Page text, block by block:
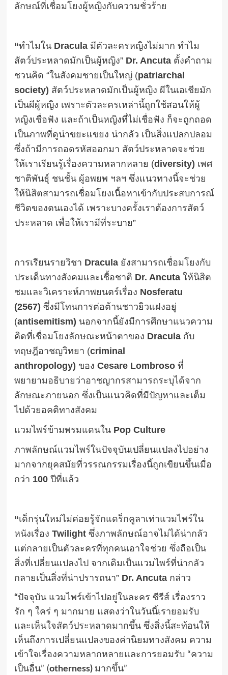
ลักษณ์ที่เชื่อมโยงผู้หญิงกับความชั่วร้าย
“ทำไมใน Dracula มีตัวละครหญิงไม่มาก ทำไม
สัตว์ประหลาดมักเป็นผู้หญิง” Dr. Ancuta ตั้งคำถาม
ชวนคิด “ในสังคมชายเป็นใหญ่ (patriarchal
society) สัตว์ประหลาดมักเป็นผู้หญิง ผีในเอเชียมัก
เป็นผีผู้หญิง เพราะตัวละครเหล่านี้ถูกใช้สอนให้ผู้
หญิงเชื่อฟัง และถ้าเป็นหญิงที่ไม่เชื่อฟัง ก็จะถูกถอด
เป็นภาพที่ดูน่าขยะแขยง น่ากลัว เป็นสิ่งแปลกปลอม
ซึ่งถ้ามีการถอดรหัสออกมา สัตว์ประหลาดจะช่วย
ให้เราเรียนรู้เรื่องความหลากหลาย (diversity) เพศ
ชาติพันธุ์ ชนชั้น ผู้อพยพ ฯลฯ ซึ่งแนวทางนี้จะช่วย
ให้นิสิตสามารถเชื่อมโยงเนื้อหาเข้ากับประสบการณ์
ชีวิตของตนเองได้ เพราะบางครั้งเราต้องการสัตว์
ประหลาด เพื่อให้เรามีที่ระบาย”
การเรียนรายวิชา Dracula ยังสามารถเชื่อมโยงกับ
ประเด็นทางสังคมและเชื้อชาติ Dr. Ancuta ให้นิสิต
ชมและวิเคราะห์ภาพยนตร์เรื่อง Nosferatu
(2567) ซึ่งมีโทนการต่อต้านชาวยิวแฝงอยู่
(antisemitism) นอกจากนี้ยังมีการศึกษาแนวความ
คิดที่เชื่อมโยงลักษณะหน้าตาของ Dracula กับ
ทฤษฎีอาชญวิทยา (criminal
anthropology) ของ Cesare Lombroso ที่
พยายามอธิบายว่าอาชญากรสามารถระบุได้จาก
ลักษณะภายนอก ซึ่งเป็นแนวคิดที่มีปัญหาและเต็ม
ไปด้วยอคติทางสังคม
แวมไพร์ข้ามพรมแดนใน Pop Culture
ภาพลักษณ์แวมไพร์ในปัจจุบันเปลี่ยนแปลงไปอย่าง
มากจากยุคสมัยที่วรรณกรรมเรื่องนี้ถูกเขียนขึ้นเมื่อ
กว่า 100 ปีที่แล้ว
“เด็กรุ่นใหม่ไม่ค่อยรู้จักแดร็กคูลาเท่าแวมไพร์ใน
หนังเรื่อง Twilight ซึ่งภาพลักษณ์อาจไม่ได้น่ากลัว
แต่กลายเป็นตัวละครที่ทุกคนเอาใจช่วย ซึ่งถือเป็น
สิ่งที่เปลี่ยนแปลงไป จากเดิมเป็นแวมไพร์ที่น่ากลัว
กลายเป็นสิ่งที่น่าปรารถนา” Dr. Ancuta กล่าว
“ปัจจุบัน แวมไพร์เข้าไปอยู่ในละคร ซีรีส์ เรื่องราว
รัก ๆ ใคร่ ๆ มากมาย แสดงว่าในวันนี้เรายอมรับ
และเห็นใจสัตว์ประหลาดมากขึ้น ซึ่งสิ่งนี้สะท้อนให้
เห็นถึงการเปลี่ยนแปลงของค่านิยมทางสังคม ความ
เข้าใจเรื่องความหลากหลายและการยอมรับ “ความ
เป็นอื่น” (otherness) มากขึ้น”